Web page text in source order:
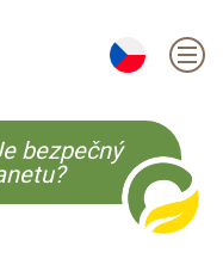
CS KO
bezpečný